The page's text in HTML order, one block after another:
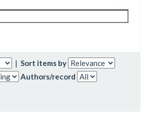
| Sort items by
Authors/record